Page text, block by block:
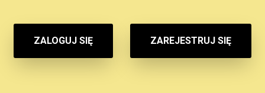
ZALOGUJ SIĘ ZAREJESTRUJ SIĘ